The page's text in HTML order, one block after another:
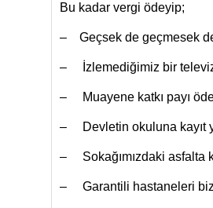
Bu kadar vergi ödeyip;
– Geçsek de geçmesek
– İzlemediğimiz bir
– Muayene katkı payı
– Devletin okuluna kayıt
– Sokağımızdaki asfalta
– Garantili hastaneleri